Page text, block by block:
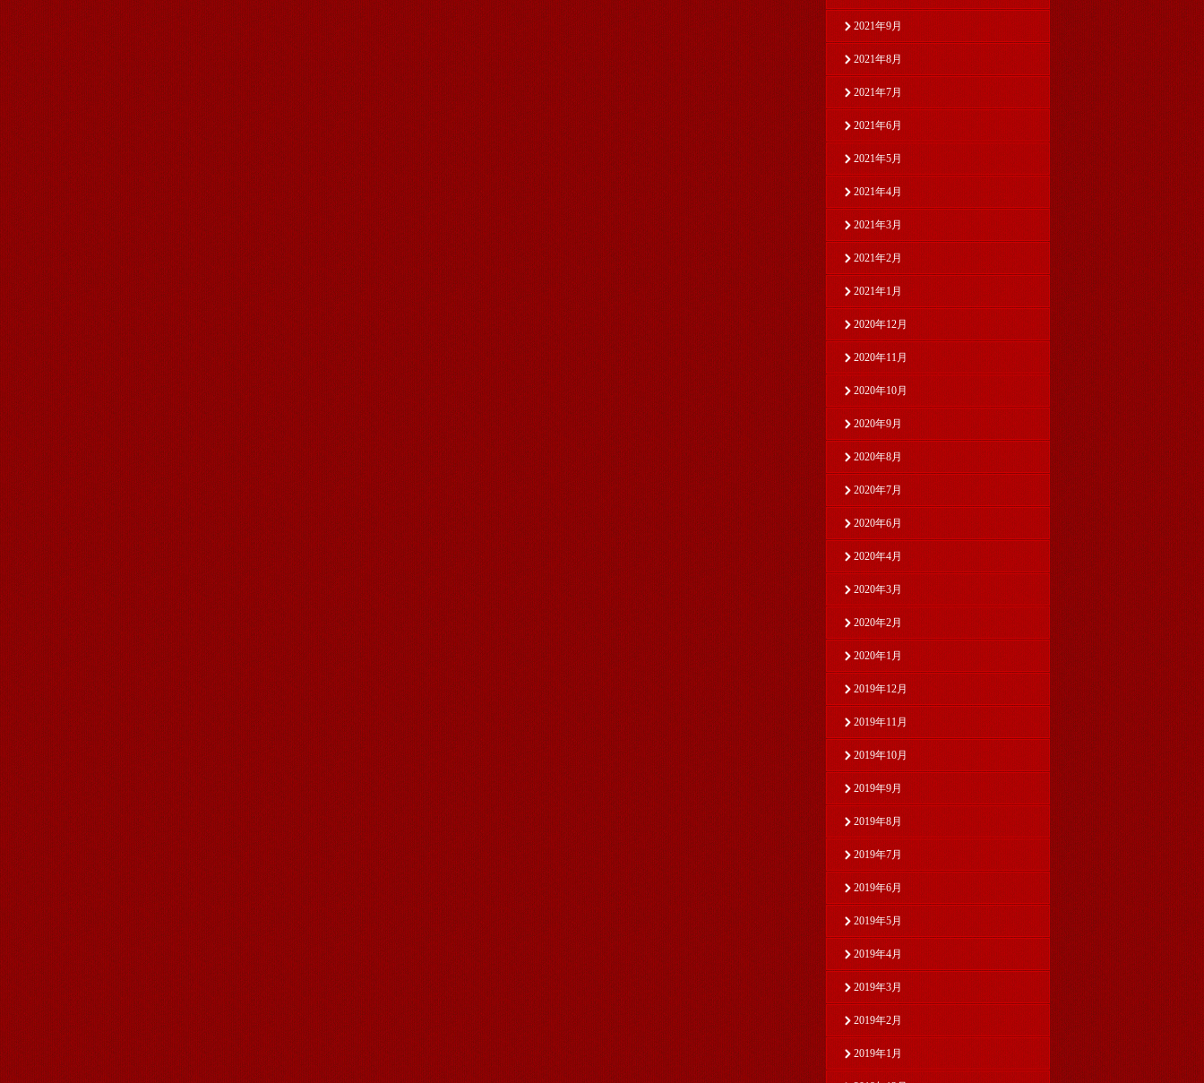
2021年9月
2021年8月
2021年7月
2021年6月
2021年5月
2021年4月
2021年3月
2021年2月
2021年1月
2020年12月
2020年11月
2020年10月
2020年9月
2020年8月
2020年7月
2020年6月
2020年4月
2020年3月
2020年2月
2020年1月
2019年12月
2019年11月
2019年10月
2019年9月
2019年8月
2019年7月
2019年6月
2019年5月
2019年4月
2019年3月
2019年2月
2019年1月